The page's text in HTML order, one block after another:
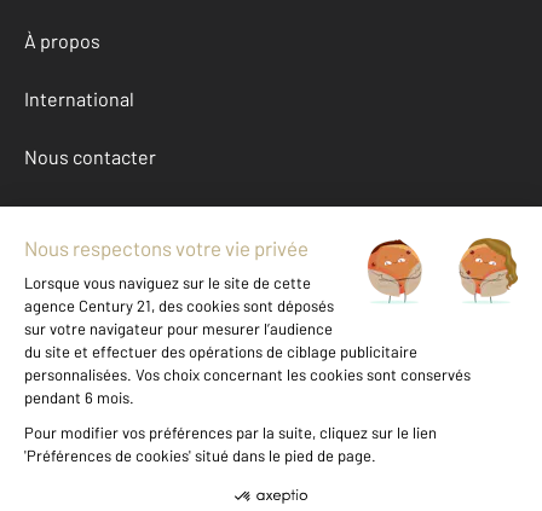
À propos
International
Nous contacter
Mentions légales & CGU et Barèmes d'honoraires
Données personnelles
Gestionnaire des cookies
Location entreprise autour de Landes (40)